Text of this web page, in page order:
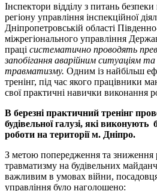
Інспектори відділу з питань
регіону управління інспекційної
Дніпропетровській області
міжрегіонального управління
праці систематично проводять
запобігання аварійним ситуаціям
травматизму. Одним із найбільш
тренінг, під час якого працівники
свої практичні навички виконання
В березні практичний тренінг
будівельної галузі, які виконують
роботи на території м. Дніпро.
З метою попередження та зниження
травматизму на будівельних
важливим в умовах війни,
управління було наголошено: